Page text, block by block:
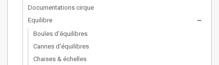
Documentations cirque
Equilibre
remove
Boules d'équilibres
Cannes d'équilibres
Chaises & échelles